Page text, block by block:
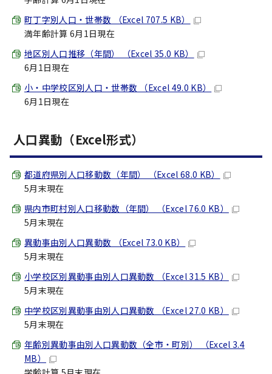
町丁字別人口・世帯数 （Excel 707.5 KB）
満年齢計算 6月1日現在
地区別人口推移（年間） （Excel 35.0 KB）
6月1日現在
小・中学校区別人口・世帯数 （Excel 49.0 KB）
6月1日現在
人口異動（Excel形式）
都道府県別人口移動数（年間） （Excel 68.0 KB）
5月末現在
県内市町村別人口移動数（年間） （Excel 76.0 KB）
5月末現在
異動事由別人口異動数 （Excel 73.0 KB）
5月末現在
小学校区別異動事由別人口異動数 （Excel 31.5 KB）
5月末現在
中学校区別異動事由別人口異動数 （Excel 27.0 KB）
5月末現在
年齢別異動事由別人口異動数（全市・町別） （Excel 3.4
MB）